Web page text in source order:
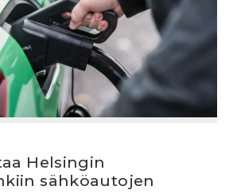
Helsingin
sähköautojen